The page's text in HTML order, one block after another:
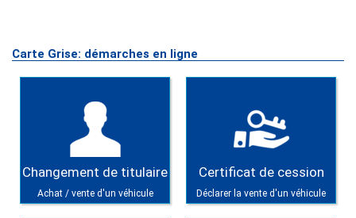
Carte Grise: démarches en ligne
Changement de titulaire
Achat / vente d'un véhicule
Certificat de cession
Déclarer la vente d'un véhicule